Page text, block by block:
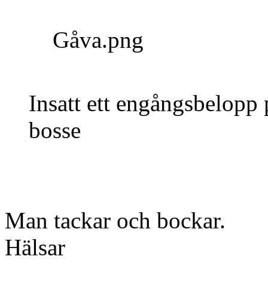
Gåva.png
Insatt ett engångsbelopp
bosse
Man tackar och bockar.
Hälsar